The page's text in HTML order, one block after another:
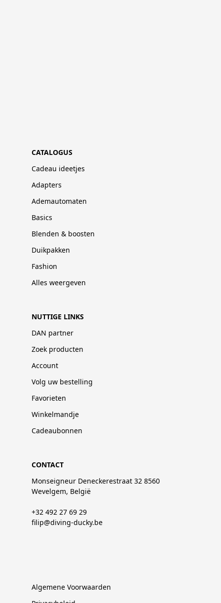
CATALOGUS
Cadeau ideetjes
Adapters
Ademautomaten
Basics
Blenden & boosten
Duikpakken
Fashion
Alles weergeven
NUTTIGE LINKS
DAN partner
Zoek producten
Account
Volg uw bestelling
Favorieten
Winkelmandje
Cadeaubonnen
CONTACT
Monseigneur Deneckerestraat 32 8560
Wevelgem, België
+32 492 27 69 29
filip@diving-ducky.be
Algemene Voorwaarden